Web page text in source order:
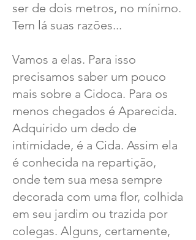
ser de dois metros, no mínimo.
Tem lá suas razões...
Vamos a elas. Para isso
precisamos saber um pouco
mais sobre a Cidoca. Para os
menos chegados é Aparecida.
Adquirido um dedo de
intimidade, é a Cida. Assim ela
é conhecida na repartição,
onde tem sua mesa sempre
decorada com uma flor, colhida
em seu jardim ou trazida por
colegas. Alguns, certamente,